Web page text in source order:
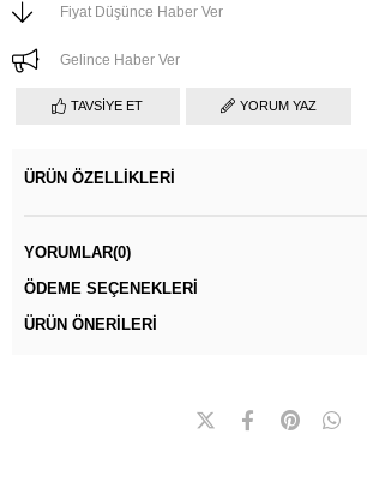
Fiyat Düşünce Haber Ver
Gelince Haber Ver
TAVSIYE ET YORUM YAZ
ÜRÜN ÖZELLIKLERI
YORUMLAR(0)
ÖDEME SEÇENEKLERI
ÜRÜN ÖNERILERI